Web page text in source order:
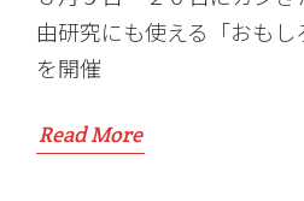
由研究にも使える「おもし
を開催
Read More